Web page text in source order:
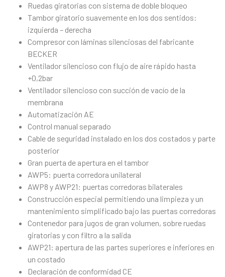
Ruedas giratorias con sistema de doble bloqueo
Tambor giratorio suavemente en los dos sentidos:
izquierda – derecha
Compresor con láminas silenciosas del fabricante
BECKER
Ventilador silencioso con flujo de aire rápido hasta
+0,2bar
Ventilador silencioso con succión de vacío de la
membrana
Automatización AE
Control manual separado
Cable de seguridad instalado en los dos costados y parte
posterior
Gran puerta de apertura en el tambor
AWP5: puerta corredora unilateral
AWP8 y AWP21: puertas corredoras bilaterales
Construcción especial permitiendo una limpieza y un
mantenimiento simplificado bajo las puertas corredoras
Contenedor para jugos de gran volumen, sobre ruedas
giratorias y con filtro a la salida
AWP21: apertura de las partes superiores e inferiores en
un costado
Declaración de conformidad CE